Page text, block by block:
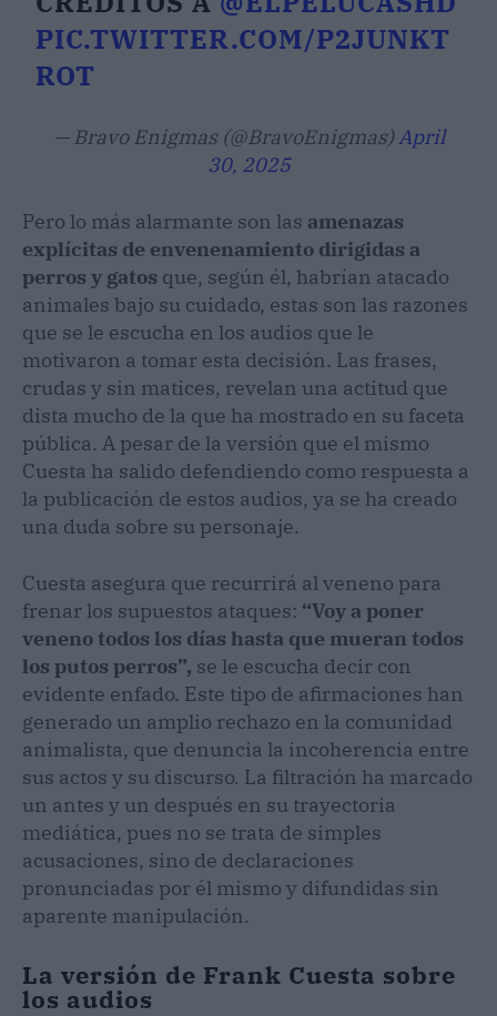
PIC.TWITTER.COM/P2JUNKT
ROT
— Bravo Enigmas (@BravoEnigmas)April
30, 2025
Pero lo más alarmante son las amenazas
explícitas de envenenamiento dirigidas a
perros y gatos que, según él, habrían atacado
animales bajo su cuidado, estas son las razones
que se le escucha en los audios que le
motivaron a tomar esta decisión. Las frases,
crudas y sin matices, revelan una actitud que
dista mucho de la que ha mostrado en su faceta
pública. A pesar de la versión que el mismo
Cuesta ha salido defendiendo como respuesta a
la publicación de estos audios, ya se ha creado
una duda sobre su personaje.
Cuesta asegura que recurrirá al veneno para
frenar los supuestos ataques: “Voy a poner
veneno todos los días hasta que mueran todos
los putos perros”, se le escucha decir con
evidente enfado. Este tipo de afirmaciones han
generado un amplio rechazo en la comunidad
animalista, que denuncia la incoherencia entre
sus actos y su discurso. La filtración ha marcado
un antes y un después en su trayectoria
mediática, pues no se trata de simples
acusaciones, sino de declaraciones
pronunciadas por él mismo y difundidas sin
aparente manipulación.
La versión de Frank Cuesta sobre
los audios